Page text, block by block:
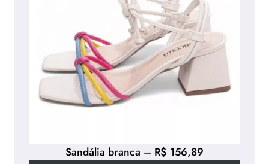
Sandália branca – R$ 156,89